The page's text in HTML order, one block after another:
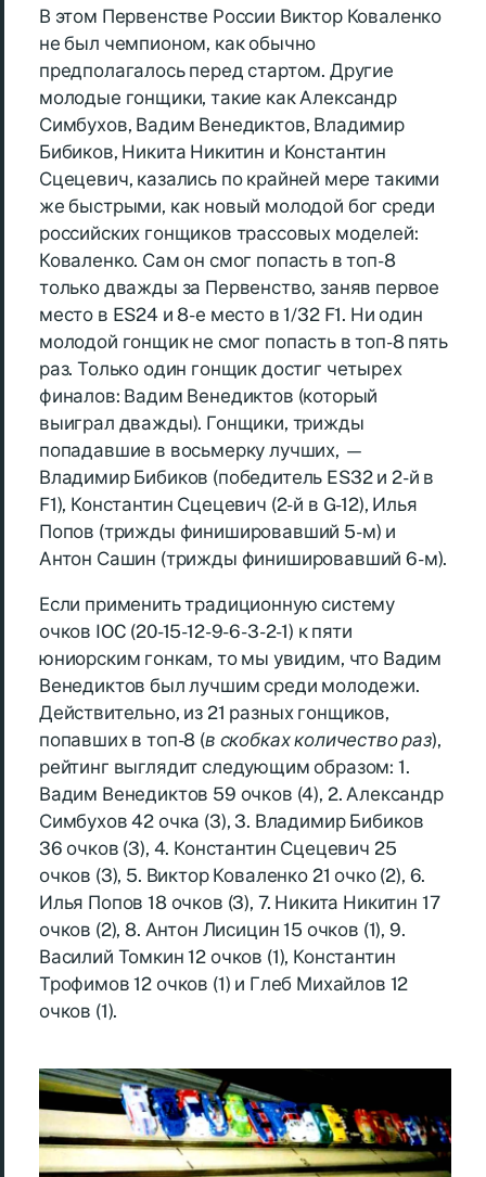
В этом Первенстве России Виктор Коваленко
не был чемпионом, как обычно
предполагалось перед стартом. Другие
молодые гонщики, такие как Александр
Симбухов, Вадим Венедиктов, Владимир
Бибиков, Никита Никитин и Константин
Сцецевич, казались по крайней мере такими
же быстрыми, как новый молодой бог среди
российских гонщиков трассовых моделей:
Коваленко. Сам он смог попасть в топ-8
только дважды за Первенство, заняв первое
место в ES24 и 8-е место в 1/32 F1. Ни один
молодой гонщик не смог попасть в топ-8 пять
раз. Только один гонщик достиг четырех
финалов: Вадим Венедиктов (который
выиграл дважды). Гонщики, трижды
попадавшие в восьмерку лучших, —
Владимир Бибиков (победитель ES32 и 2-й в
F1), Константин Сцецевич (2-й в G-12), Илья
Попов (трижды финишировавший 5-м) и
Антон Сашин (трижды финишировавший 6-м).
Если применить традиционную систему
очков IOC (20-15-12-9-6-3-2-1) к пяти
юниорским гонкам, то мы увидим, что Вадим
Венедиктов был лучшим среди молодежи.
Действительно, из 21 разных гонщиков,
попавших в топ-8 (в скобках количество раз),
рейтинг выглядит следующим образом: 1.
Вадим Венедиктов 59 очков (4), 2. Александр
Симбухов 42 очка (3), 3. Владимир Бибиков
36 очков (3), 4. Константин Сцецевич 25
очков (3), 5. Виктор Коваленко 21 очко (2), 6.
Илья Попов 18 очков (3), 7. Никита Никитин 17
очков (2), 8. Антон Лисицин 15 очков (1), 9.
Василий Томкин 12 очков (1), Константин
Трофимов 12 очков (1) и Глеб Михайлов 12
очков (1).